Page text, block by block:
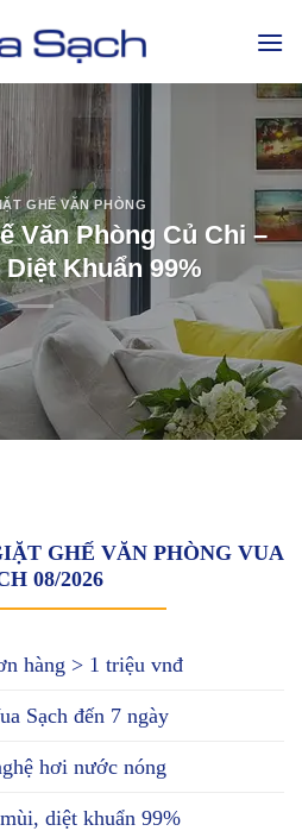
GHẾ VĂN PHÒNG
Văn Phòng Củ Chi –
Khuẩn 99%
GHẾ VĂN PHÒNG VUA
08/2026
hàng > 1 triệu vnđ
Sạch đến 7 ngày
hơi nước nóng
diệt khuẩn 99%